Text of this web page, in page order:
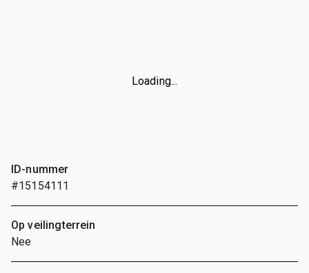
Loading...
ID-nummer
#15154111
Op veilingterrein
Nee